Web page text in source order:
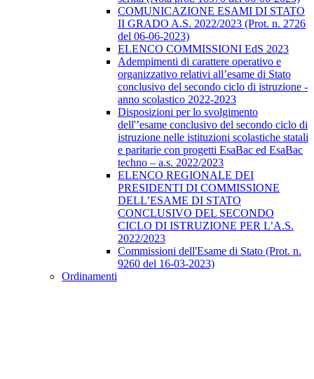
COMUNICAZIONE ESAMI DI STATO
II GRADO A.S. 2022/2023 (Prot. n. 2726
del 06-06-2023)
ELENCO COMMISSIONI EdS 2023
Adempimenti di carattere operativo e
organizzativo relativi all’esame di Stato
conclusivo del secondo ciclo di istruzione -
anno scolastico 2022-2023
Disposizioni per lo svolgimento
dell'’esame conclusivo del secondo ciclo di
istruzione nelle istituzioni scolastiche statali
e paritarie con progetti EsaBac ed EsaBac
techno – a.s. 2022/2023
ELENCO REGIONALE DEI
PRESIDENTI DI COMMISSIONE
DELL’ESAME DI STATO
CONCLUSIVO DEL SECONDO
CICLO DI ISTRUZIONE PER L’A.S.
2022/2023
Commissioni dell'Esame di Stato (Prot. n.
9260 del 16-03-2023)
Ordinamenti